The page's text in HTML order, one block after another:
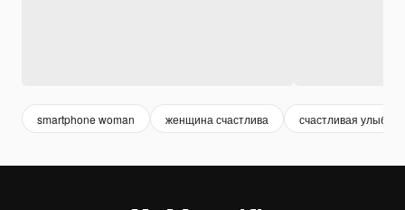
smartphone woman женщина счастлива счастливая улыбка